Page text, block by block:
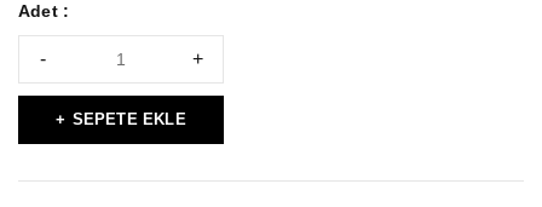
Adet :
SEPETE EKLE